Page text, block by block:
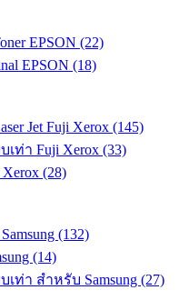
EPSON (22)
EPSON (18)
Jet Fuji Xerox (145)
ท่า Fuji Xerox (33)
(28)
(132)
(14)
ท่า สำหรับ Samsung (27)